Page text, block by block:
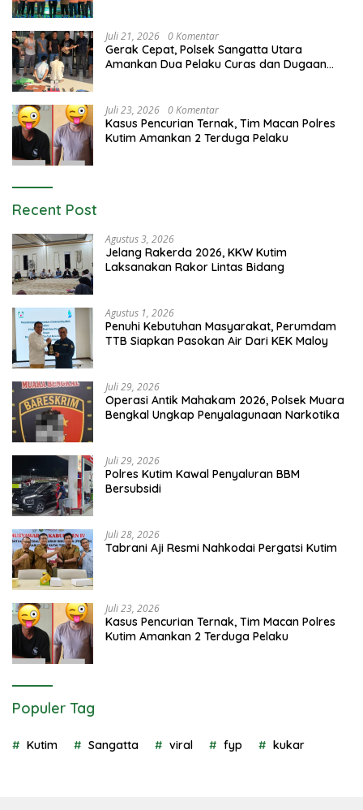
Juli 21, 2026 0 Komentar
Gerak Cepat, Polsek Sangatta Utara
Amankan Dua Pelaku Curas dan Dugaan
Juli 23, 2026 0 Komentar
Kasus Pencurian Ternak, Tim Macan Polres
Kutim Amankan 2 Terduga Pelaku
Recent Post
Agustus 3, 2026
Jelang Rakerda 2026, KKW Kutim
Laksanakan Rakor Lintas Bidang
Agustus 1, 2026
Penuhi Kebutuhan Masyarakat, Perumdam
TTB Siapkan Pasokan Air Dari KEK Maloy
Juli 29, 2026
Operasi Antik Mahakam 2026, Polsek Muara
Bengkal Ungkap Penyalagunaan Narkotika
Juli 29, 2026
Polres Kutim Kawal Penyaluran BBM
Bersubsidi
Juli 28, 2026
Tabrani Aji Resmi Nahkodai Pergatsi Kutim
Juli 23, 2026
Kasus Pencurian Ternak, Tim Macan Polres
Kutim Amankan 2 Terduga Pelaku
Populer Tag
Kutim Sangatta viral fyp kukar